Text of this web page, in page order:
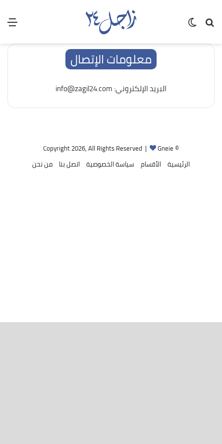
بحث عن
معلومات الإتصال
البريد الإلكتروني: info@zagil24.com
© Copyright 2026, All Rights Reserved |
Gneie
الرئيسية الأقسام سياسة الخصوصية اتصل بنا من نحن